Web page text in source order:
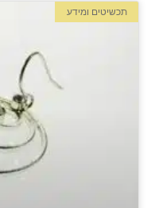
תכשיטים ומידע